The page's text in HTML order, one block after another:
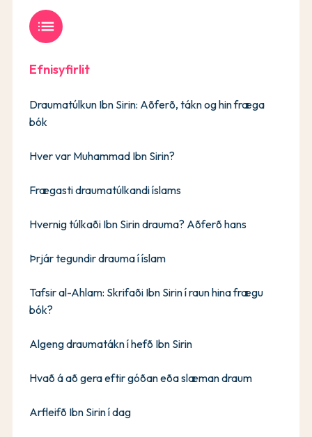
list
Efnisyfirlit
Draumatúlkun Ibn Sirin: Aðferð, tákn og hin fræga
bók
Hver var Muhammad Ibn Sirin?
Frægasti draumatúlkandi íslams
Hvernig túlkaði Ibn Sirin drauma? Aðferð hans
Þrjár tegundir drauma í íslam
Tafsir al-Ahlam: Skrifaði Ibn Sirin í raun hina frægu
bók?
Algeng draumatákn í hefð Ibn Sirin
Hvað á að gera eftir góðan eða slæman draum
Arfleifð Ibn Sirin í dag